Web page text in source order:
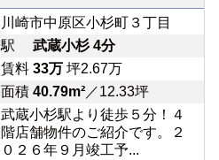
川崎市中原区小杉町３丁目
駅 武蔵小杉 4分
賃料 33万坪2.67万
面積 40.79m²／12.33坪
武蔵小杉駅より徒歩５分！４
階店舗物件のご紹介です。２
０２６年９月竣工予...